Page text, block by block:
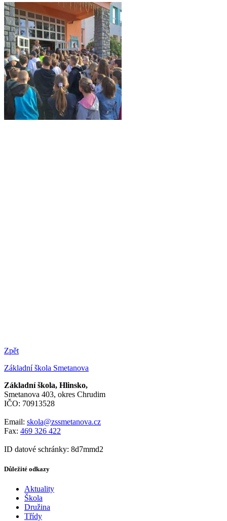
Zpět
Základní škola Smetanova
Základní škola, Hlinsko,
Smetanova 403, okres Chrudim
IČO: 70913528
Email: skola@zssmetanova.cz
Fax: 469 326 422
ID datové schránky: 8d7mmd2
Důležité odkazy
Aktuality
Škola
Družina
Třídy